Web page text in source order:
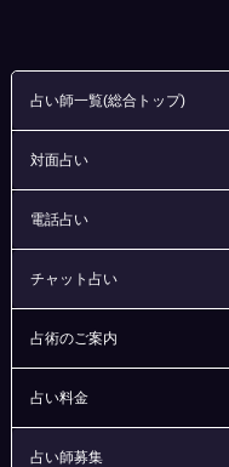
占い師一覧(総合トップ)
対面占い
電話占い
チャット占い
占術のご案内
占い料金
占い師募集